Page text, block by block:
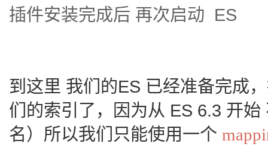
插件安装完成后 再次启动 ES
到这里 我们的ES 已经准备完成
们的索引了，因为从 ES 6.3 开
名）所以我们只能使用一个